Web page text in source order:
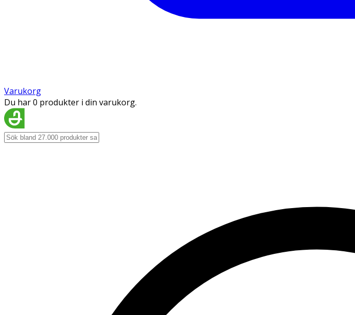
Varukorg
Du har 0 produkter i din varukorg.